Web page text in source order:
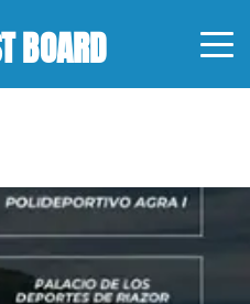
BOARD